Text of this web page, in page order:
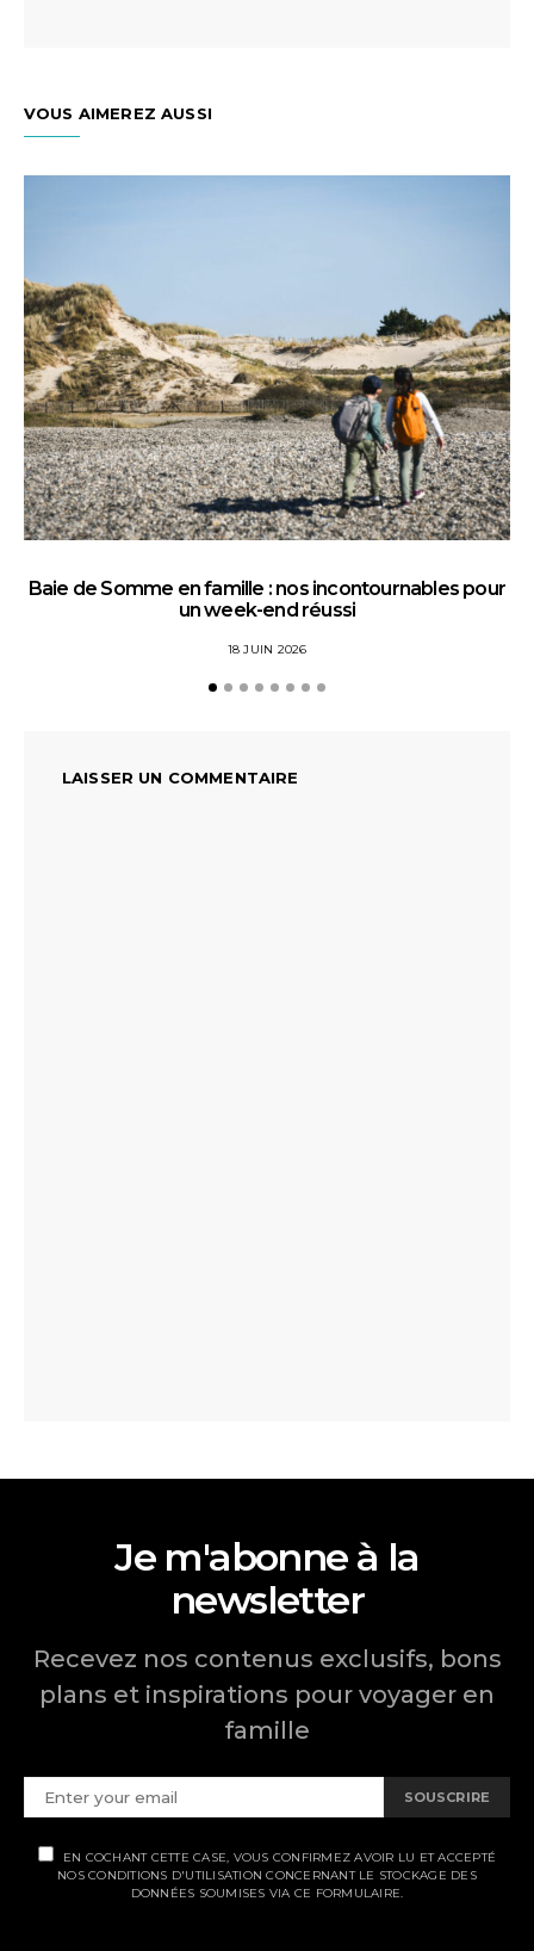
VOUS AIMEREZ AUSSI
Baie de Somme en famille : nos incontournables pour
un week-end réussi
18 JUIN 2026
LAISSER UN COMMENTAIRE
Je m'abonne à la
newsletter
Recevez nos contenus exclusifs, bons
plans et inspirations pour voyager en
famille
SOUSCRIRE
EN COCHANT CETTE CASE, VOUS CONFIRMEZ AVOIR LU ET ACCEPTÉ
NOS CONDITIONS D'UTILISATION CONCERNANT LE STOCKAGE DES
DONNÉES SOUMISES VIA CE FORMULAIRE.